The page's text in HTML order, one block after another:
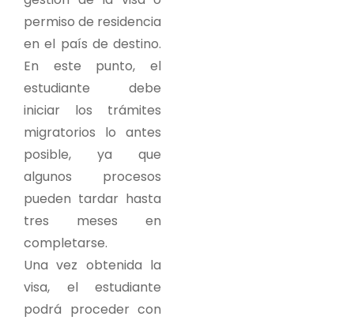
permiso de residencia
en el país de destino.
En este punto, el
estudiante debe
iniciar los trámites
migratorios lo antes
posible, ya que
algunos procesos
pueden tardar hasta
tres meses en
completarse.
Una vez obtenida la
visa, el estudiante
podrá proceder con